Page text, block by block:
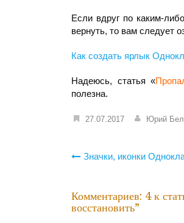
Если вдруг по каким-
вернуть, то вам следует
Как создать ярлык
Надеюсь, статья «
полезна.
27.07.2017 Юрий
Навигация
Значки, иконки
Комментариев: 4 к
восстановить”